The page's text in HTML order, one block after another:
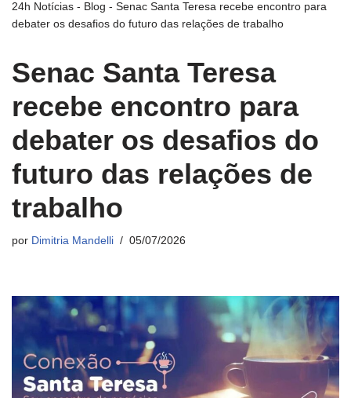
24h Notícias - Blog - Senac Santa Teresa recebe encontro para
debater os desafios do futuro das relações de trabalho
Senac Santa Teresa
recebe encontro para
debater os desafios do
futuro das relações de
trabalho
por Dimitria Mandelli 05/07/2026